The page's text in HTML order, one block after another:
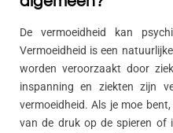
De vermoeidheid kan
Vermoeidheid is een
worden veroorzaakt door
inspanning en ziekten zijn
vermoeidheid. Als je moe
van de druk op de spieren of